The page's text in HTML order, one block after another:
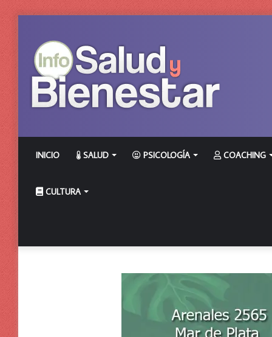
INICIO SALUD PSICOLOGÍA COACHING
CULTURA